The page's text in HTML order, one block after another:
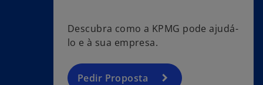
Descubra como a KPMG pode ajudá-
lo e à sua empresa.
Pedir Proposta